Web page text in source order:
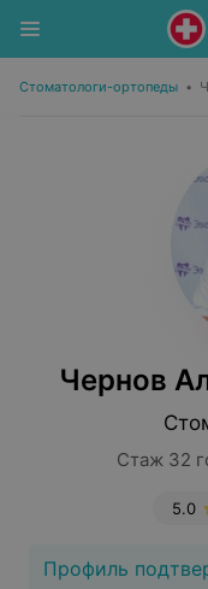
Стоматологи-ортопеды •
Чернов
Стаж 32
5.0
Профиль